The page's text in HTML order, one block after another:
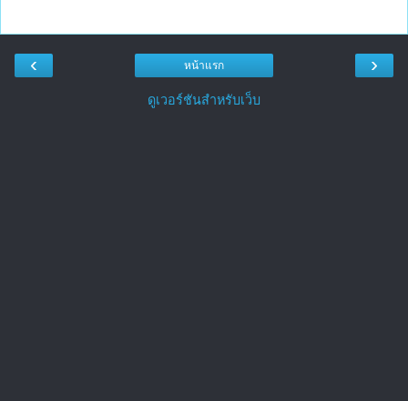
‹ ›
หน้าแรก
ดูเวอร์ชันสำหรับเว็บ